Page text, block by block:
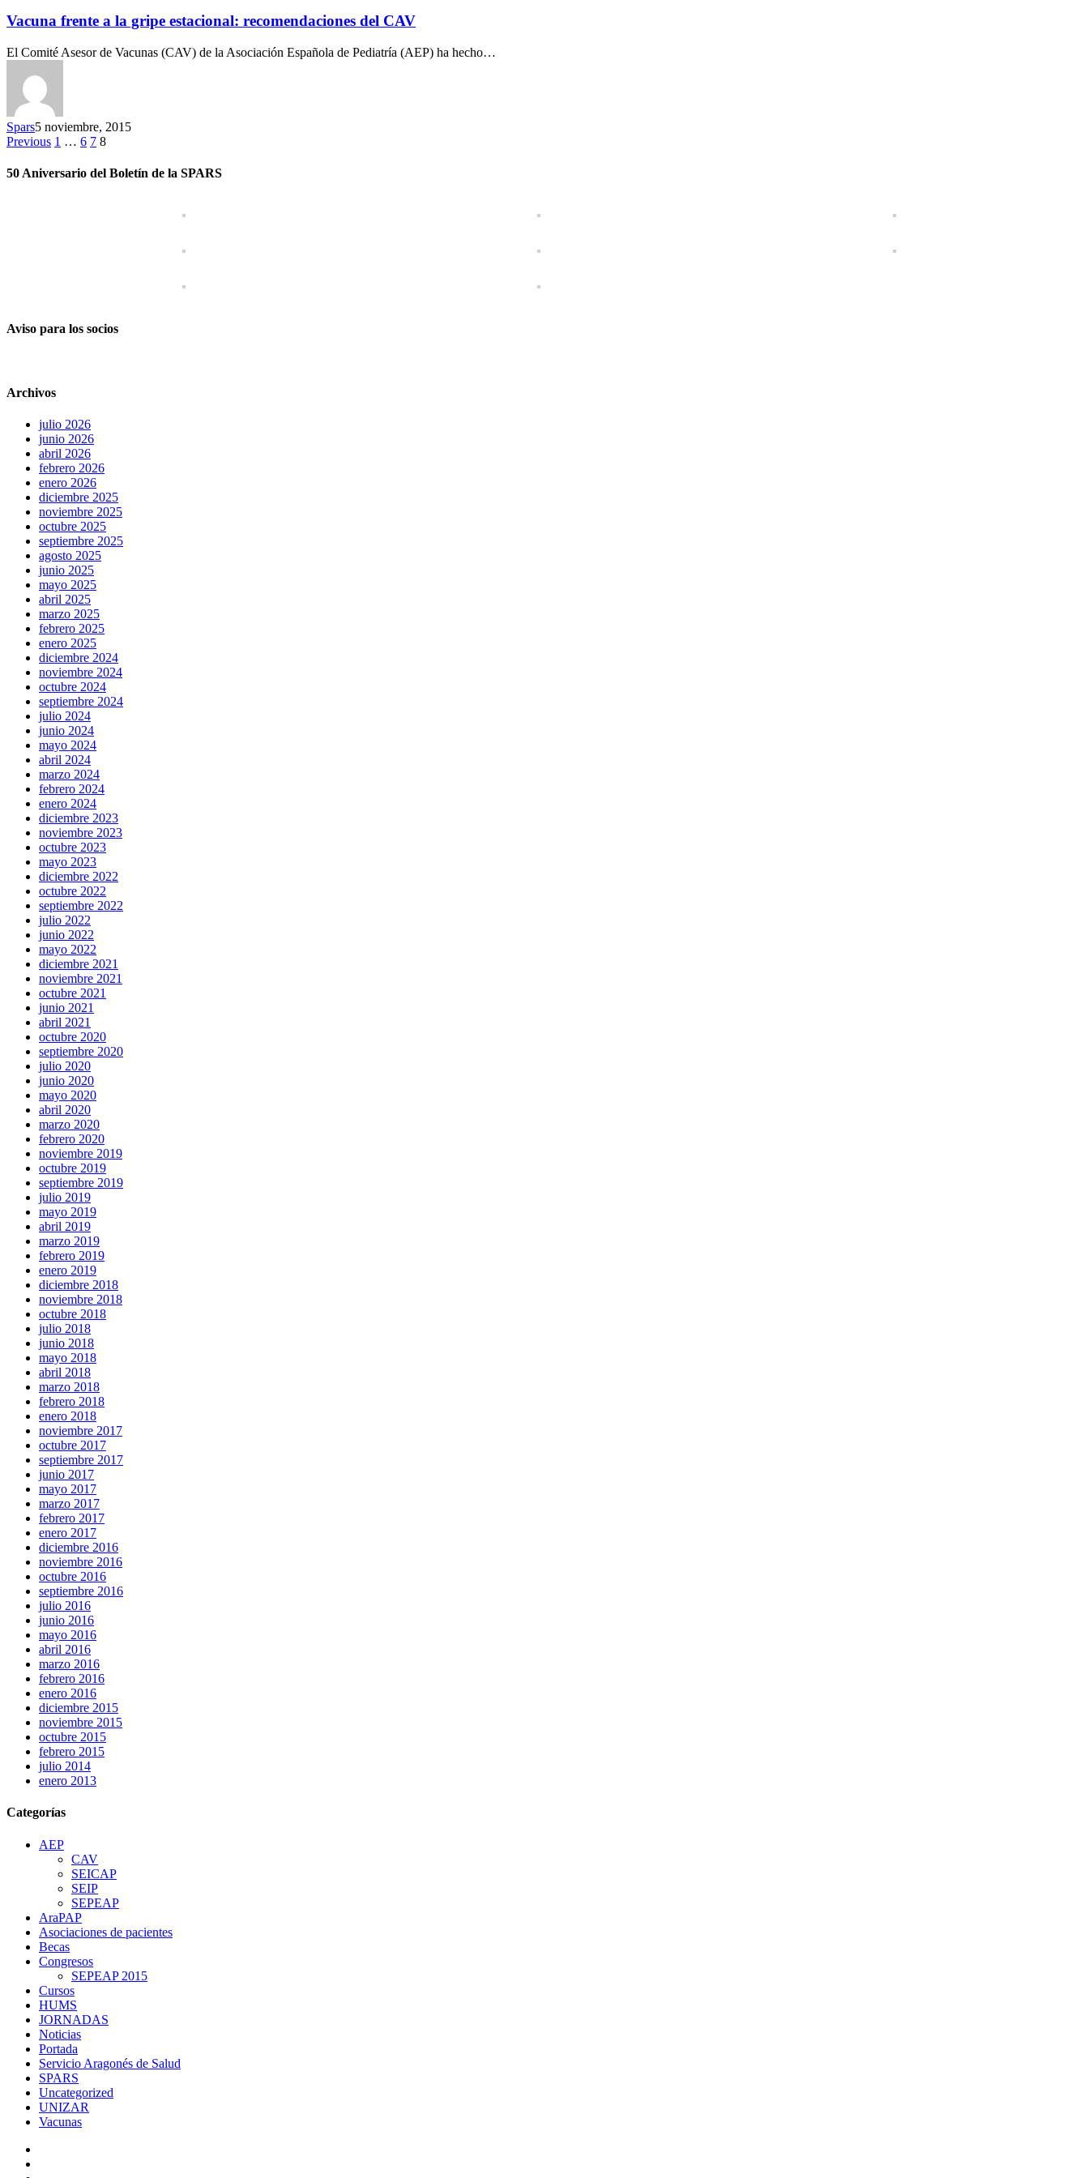
Vacuna frente a la gripe estacional: recomendaciones del CAV
El Comité Asesor de Vacunas (CAV) de la Asociación Española de Pediatría (AEP) ha hecho…
Spars5 noviembre, 2015
Previous 1 … 6 7 8
50 Aniversario del Boletín de la SPARS
Aviso para los socios
Archivos
julio 2026
junio 2026
abril 2026
febrero 2026
enero 2026
diciembre 2025
noviembre 2025
octubre 2025
septiembre 2025
agosto 2025
junio 2025
mayo 2025
abril 2025
marzo 2025
febrero 2025
enero 2025
diciembre 2024
noviembre 2024
octubre 2024
septiembre 2024
julio 2024
junio 2024
mayo 2024
abril 2024
marzo 2024
febrero 2024
enero 2024
diciembre 2023
noviembre 2023
octubre 2023
mayo 2023
diciembre 2022
octubre 2022
septiembre 2022
julio 2022
junio 2022
mayo 2022
diciembre 2021
noviembre 2021
octubre 2021
junio 2021
abril 2021
octubre 2020
septiembre 2020
julio 2020
junio 2020
mayo 2020
abril 2020
marzo 2020
febrero 2020
noviembre 2019
octubre 2019
septiembre 2019
julio 2019
mayo 2019
abril 2019
marzo 2019
febrero 2019
enero 2019
diciembre 2018
noviembre 2018
octubre 2018
julio 2018
junio 2018
mayo 2018
abril 2018
marzo 2018
febrero 2018
enero 2018
noviembre 2017
octubre 2017
septiembre 2017
junio 2017
mayo 2017
marzo 2017
febrero 2017
enero 2017
diciembre 2016
noviembre 2016
octubre 2016
septiembre 2016
julio 2016
junio 2016
mayo 2016
abril 2016
marzo 2016
febrero 2016
enero 2016
diciembre 2015
noviembre 2015
octubre 2015
febrero 2015
julio 2014
enero 2013
Categorías
AEP
CAV
SEICAP
SEIP
SEPEAP
AraPAP
Asociaciones de pacientes
Becas
Congresos
SEPEAP 2015
Cursos
HUMS
JORNADAS
Noticias
Portada
Servicio Aragonés de Salud
SPARS
Uncategorized
UNIZAR
Vacunas